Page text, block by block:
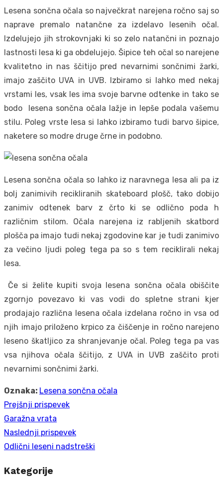
Lesena sončna očala so največkrat narejena ročno saj so
naprave premalo natančne za izdelavo lesenih očal.
Izdelujejo jih strokovnjaki ki so zelo natančni in poznajo
lastnosti lesa ki ga obdelujejo. Šipice teh očal so narejene
kvalitetno in nas ščitijo pred nevarnimi sončnimi žarki,
imajo zaščito UVA in UVB. Izbiramo si lahko med nekaj
vrstami les, vsak les ima svoje barvne odtenke in tako se
bodo lesena sončna očala lažje in lepše podala vašemu
stilu. Poleg vrste lesa si lahko izbiramo tudi barvo šipice,
naketere so modre druge črne in podobno.
Lesena sončna očala so lahko iz naravnega lesa ali pa iz
bolj zanimivih recikliranih skateboard plošč, tako dobijo
zanimiv odtenek barv z črto ki se odlično poda h
različnim stilom. Očala narejena iz rabljenih skatbord
plošča pa imajo tudi nekaj zgodovine kar je tudi zanimivo
za večino ljudi poleg tega pa so s tem reciklirali nekaj
lesa.
Če si želite kupiti svoja lesena sončna očala obiščite
zgornjo povezavo ki vas vodi do spletne strani kjer
prodajajo različna lesena očala izdelana ročno in vsa od
njih imajo priloženo krpico za čiščenje in ročno narejeno
leseno škatljico za shranjevanje očal. Poleg tega pa vas
vsa njihova očala ščitijo, z UVA in UVB zaščito proti
nevarnimi sončnimi žarki.
Oznaka: Lesena sončna očala
Navigacija
prispevka
Prejšnji prispevek
Prejšnji
prispevek:
Garažna vrata
Naslednji prispevek
Naslednji
Odlični leseni nadstreški
Kategorije